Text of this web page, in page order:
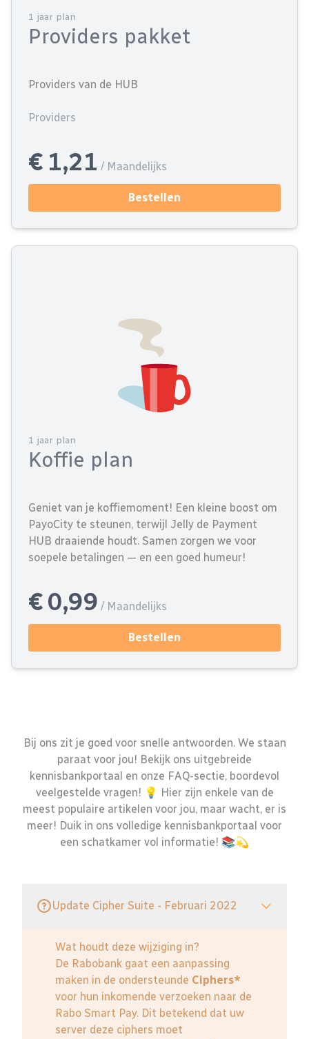
1 jaar plan
Providers pakket
Providers van de HUB
Providers
€ 1,21 / Maandelijks
Bestellen
1 jaar plan
Koffie plan
Geniet van je koffiemoment! Een kleine boost om
PayoCity te steunen, terwijl Jelly de Payment
HUB draaiende houdt. Samen zorgen we voor
soepele betalingen — en een goed humeur!
€ 0,99 / Maandelijks
Bestellen
Bij ons zit je goed voor snelle antwoorden. We staan
paraat voor jou! Bekijk ons uitgebreide
kennisbankportaal en onze FAQ-sectie, boordevol
veelgestelde vragen! 💡 Hier zijn enkele van de
meest populaire artikelen voor jou, maar wacht, er is
meer! Duik in ons volledige kennisbankportaal voor
een schatkamer vol informatie! 📚💫
Update Cipher Suite - Februari 2022
Wat houdt deze wijziging in?
De Rabobank gaat een aanpassing
maken in de ondersteunde Ciphers*
voor hun inkomende verzoeken naar de
Rabo Smart Pay. Dit betekend dat uw
server deze ciphers moet